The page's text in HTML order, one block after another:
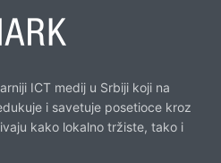
ICT medij u Srbiji koji na
i savetuje posetioce kroz
kako lokalno tržiste, tako i